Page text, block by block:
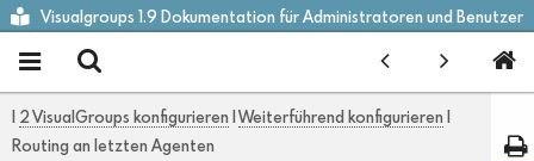
Visualgroups 1.9 Dokumentation für Administratoren und Benutzer